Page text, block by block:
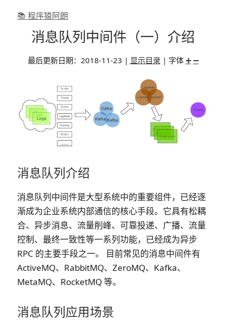
📚 程序猿阿朗
消息队列中间件（一）介绍
最后更新日期： 2018-11-23 | 显示目录| 字体 ➕ ➖
消息队列介绍
消息队列中间件是大型系统中的重要组件，已经逐
渐成为企业系统内部通信的核心手段。它具有松耦
合、异步消息、流量削峰、可靠投递、广播、流量
控制、最终一致性等一系列功能，已经成为异步
RPC 的主要手段之一。 目前常见的消息中间件有
ActiveMQ、RabbitMQ、ZeroMQ、Kafka、
MetaMQ、RocketMQ 等。
消息队列应用场景